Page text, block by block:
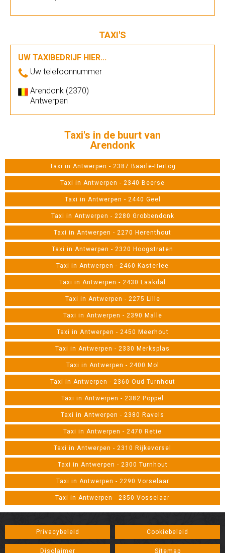
TAXI'S
UW TAXIBEDRIJF HIER...
Uw telefoonnummer
Arendonk (2370)
Antwerpen
Taxi's in de buurt van
Arendonk
Taxi in Antwerpen - 2387 Baarle-Hertog
Taxi in Antwerpen - 2340 Beerse
Taxi in Antwerpen - 2440 Geel
Taxi in Antwerpen - 2280 Grobbendonk
Taxi in Antwerpen - 2270 Herenthout
Taxi in Antwerpen - 2320 Hoogstraten
Taxi in Antwerpen - 2460 Kasterlee
Taxi in Antwerpen - 2430 Laakdal
Taxi in Antwerpen - 2275 Lille
Taxi in Antwerpen - 2390 Malle
Taxi in Antwerpen - 2450 Meerhout
Taxi in Antwerpen - 2330 Merksplas
Taxi in Antwerpen - 2400 Mol
Taxi in Antwerpen - 2360 Oud-Turnhout
Taxi in Antwerpen - 2382 Poppel
Taxi in Antwerpen - 2380 Ravels
Taxi in Antwerpen - 2470 Retie
Taxi in Antwerpen - 2310 Rijkevorsel
Taxi in Antwerpen - 2300 Turnhout
Taxi in Antwerpen - 2290 Vorselaar
Taxi in Antwerpen - 2350 Vosselaar
Privacybeleid Cookiebeleid
Disclaimer Sitemap